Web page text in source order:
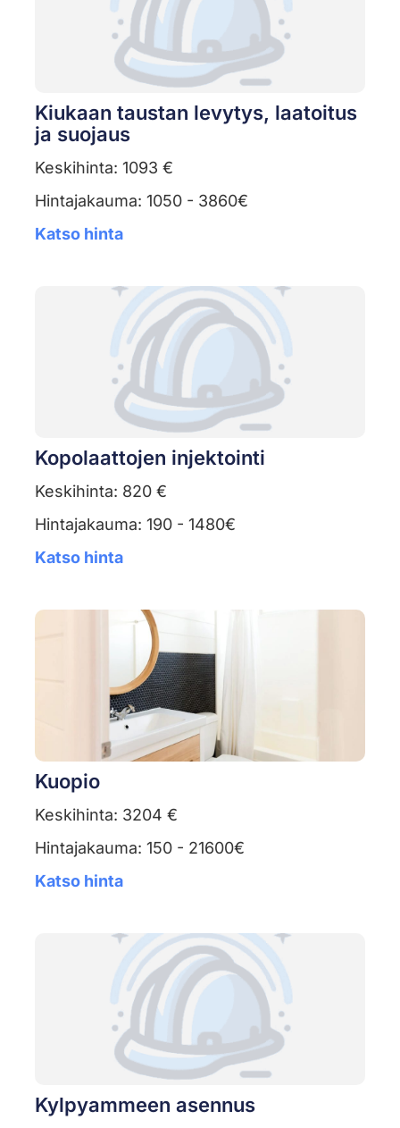
Kiukaan taustan levytys, laatoitus
ja suojaus
Keskihinta: 1093 €
Hintajakauma: 1050 - 3860€
Katso hinta
Kopolaattojen injektointi
Keskihinta: 820 €
Hintajakauma: 190 - 1480€
Katso hinta
Kuopio
Keskihinta: 3204 €
Hintajakauma: 150 - 21600€
Katso hinta
Kylpyammeen asennus